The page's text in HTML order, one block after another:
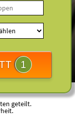
1
geteilt.